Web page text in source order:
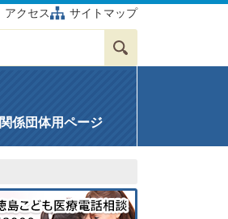
アクセス
サイトマップ
関係団体用ページ